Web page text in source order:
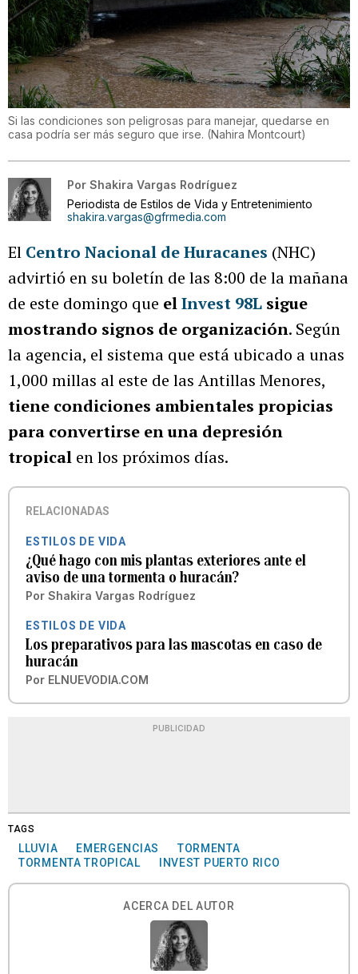
Si las condiciones son peligrosas para manejar, quedarse en
casa podría ser más seguro que irse. (Nahira Montcourt)
Por Shakira Vargas Rodríguez
Periodista de Estilos de Vida y Entretenimiento
shakira.vargas@gfrmedia.com
El Centro Nacional de Huracanes (NHC)
advirtió en su boletín de las 8:00 de la mañana
de este domingo que elInvest 98L sigue
mostrando signos de organización. Según
la agencia, el sistema que está ubicado a unas
1,000 millas al este de las Antillas Menores,
tiene condiciones ambientales propicias
para convertirse en una depresión
tropical en los próximos días.
RELACIONADAS
ESTILOS DE VIDA
¿Qué hago con mis plantas exteriores ante el
aviso de una tormenta o huracán?
Por Shakira Vargas Rodríguez
ESTILOS DE VIDA
Los preparativos para las mascotas en caso de
huracán
Por ELNUEVODIA.COM
PUBLICIDAD
TAGS
LLUVIA EMERGENCIAS
TORMENTA
TORMENTA TROPICAL
INVEST PUERTO RICO
ACERCA DEL AUTOR